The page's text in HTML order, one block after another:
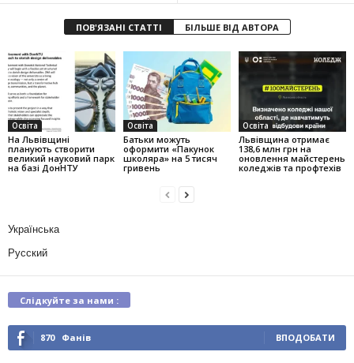
ПОВ'ЯЗАНІ СТАТТІ БІЛЬШЕ ВІД АВТОРА
Освіта
На Львівщині
планують створити
великий науковий парк
на базі ДонНТУ
Освіта
Батьки можуть
оформити «Пакунок
школяра» на 5 тисяч
гривень
Освіта
Львівщина отримає
138,6 млн грн на
оновлення майстерень
коледжів та профтехів
Українська
Русский
Слідкуйте за нами :
870 Фанів ВПОДОБАТИ